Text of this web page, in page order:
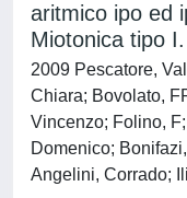
aritmico ipo ed
Miotonica tipo I.
2009 Pescatore,
Chiara; Bovolato,
Vincenzo; Folino,
Domenico;
Angelini, Corrado;